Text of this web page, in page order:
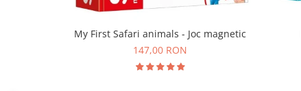
My First Safari animals - Joc magnetic
147,00 RON